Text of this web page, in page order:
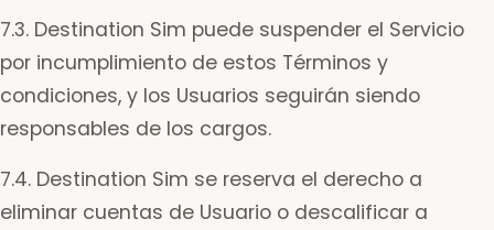
7.3. Destination Sim puede suspender el Servicio
por incumplimiento de estos Términos y
condiciones, y los Usuarios seguirán siendo
responsables de los cargos.
7.4. Destination Sim se reserva el derecho a
eliminar cuentas de Usuario o descalificar a